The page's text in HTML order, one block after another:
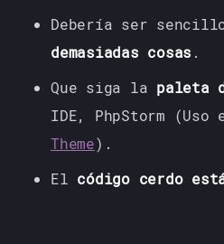
Debería ser
demasiadas cosas .
Que siga la paleta
IDE, PhpStorm (Uso
Theme).
El código cerdo